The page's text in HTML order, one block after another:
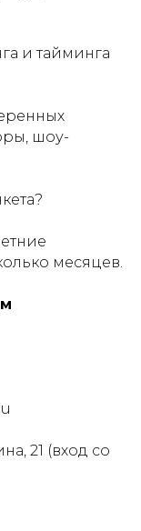
и тайминга
шоу-
месяцев.
21 (вход со